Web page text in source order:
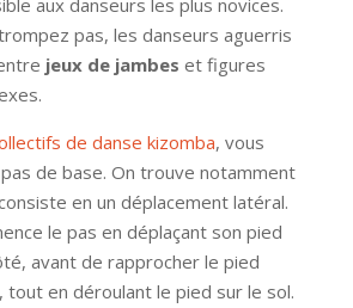
aux danseurs les plus novices.
pas, les danseurs aguerris
jeux de jambes et figures
de danse kizomba, vous
de base. On trouve notamment
en un déplacement latéral.
le pas en déplaçant son pied
avant de rapprocher le pied
tout en déroulant le pied sur le sol.